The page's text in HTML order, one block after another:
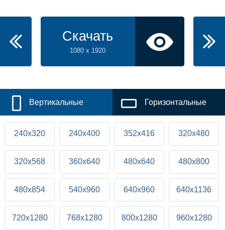
Скачать
1080 x 1920
Вертикальные Горизонтальные
240x320 240x400 352x416 320x480
320x568 360x640 480x640 480x800
480x854 540x960 640x960 640x1136
720x1280 768x1280 800x1280 960x1280